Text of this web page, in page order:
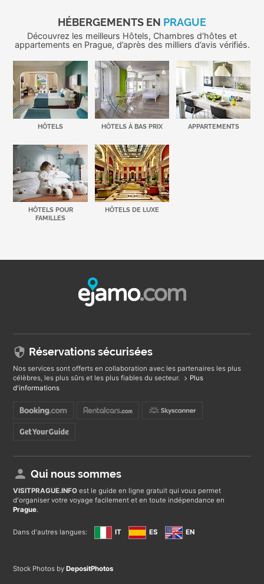
HÉBERGEMENTS EN PRAGUE
Découvrez les meilleurs Hôtels, Chambres d'hôtes et
appartements en Prague, d’après des milliers d’avis vérifiés.
HÔTELS HÔTELS À BAS PRIX APPARTEMENTS
HÔTELS POUR
FAMILLES
HÔTELS DE LUXE
Réservations sécurisées
Nos services sont offerts en collaboration avec les partenaires les plus
célèbres, les plus sûrs et les plus fiables du secteur.
Plus
d'informations
Qui nous sommes
VISITPRAGUE.INFO est le guide en ligne gratuit qui vous permet
d'organiser votre voyage facilement et en toute indépendance en
Prague.
Dans d'autres langues: IT ES EN
Stock Photos byDepositPhotos